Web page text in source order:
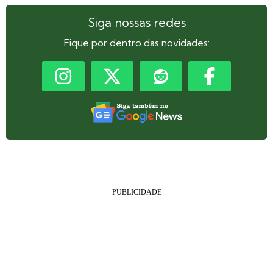
Siga nossas redes
Fique por dentro das novidades: